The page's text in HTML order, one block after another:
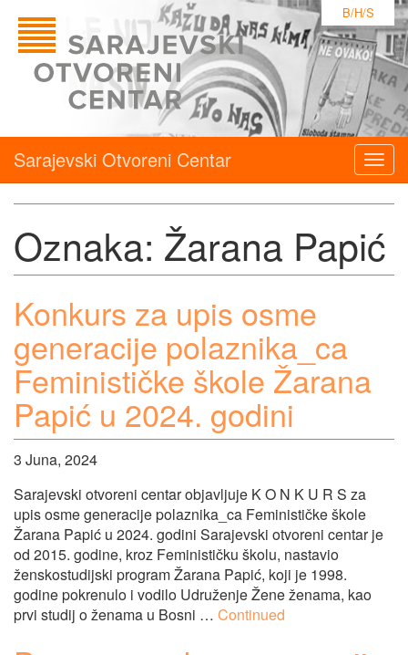
B/H/S
Sarajevski Otvoreni Centar
Oznaka: Žarana Papić
Konkurs za upis osme
generacije polaznika_ca
Feminističke škole Žarana
Papić u 2024. godini
3 Juna, 2024
Sarajevski otvoreni centar objavljuje K O N K U R S za
upis osme generacije polaznika_ca Feminističke škole
Žarana Papić u 2024. godini Sarajevski otvoreni centar je
od 2015. godine, kroz Feminističku školu, nastavio
ženskostudijski program Žarana Papić, koji je 1998.
godine pokrenulo i vodilo Udruženje Žene ženama, kao
prvi studij o ženama u Bosni … Continued